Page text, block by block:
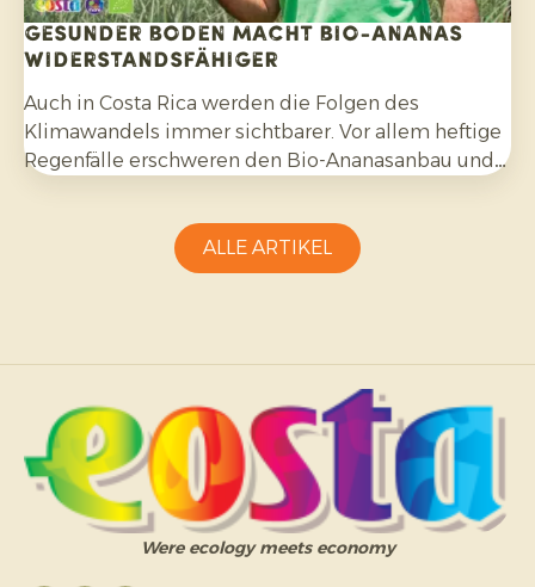
Gesunder Boden macht Bio-Ananas
widerstandsfähiger
Auch in Costa Rica werden die Folgen des
Klimawandels immer sichtbarer. Vor allem heftige
Regenfälle erschweren den Bio-Ananasanbau und
ALLE ARTIKEL
Were ecology meets economy